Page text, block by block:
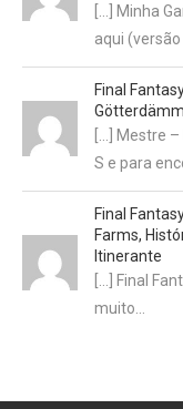
[…] Minha
aqui
Final
[…] Mestre
S e para
Final
Farms,
Itinerante
[…] Final
muito…